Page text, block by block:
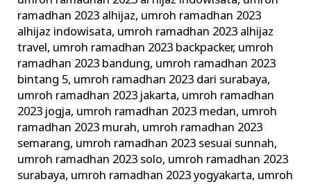
ramadhan 2023 alhijaz, umroh ramadhan 2023
alhijaz indowisata, umroh ramadhan 2023 alhijaz
travel, umroh ramadhan 2023 backpacker, umroh
ramadhan 2023 bandung, umroh ramadhan 2023
bintang 5, umroh ramadhan 2023 dari surabaya,
umroh ramadhan 2023 jakarta, umroh ramadhan
2023 jogja, umroh ramadhan 2023 medan, umroh
ramadhan 2023 murah, umroh ramadhan 2023
semarang, umroh ramadhan 2023 sesuai sunnah,
umroh ramadhan 2023 solo, umroh ramadhan 2023
surabaya, umroh ramadhan 2023 yogyakarta, umroh